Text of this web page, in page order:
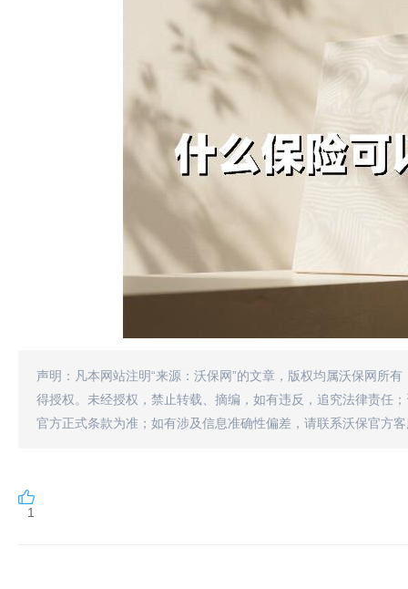
声明：凡本网站注明“来源：沃保网”的文章，版权均属沃保网所
得授权。未经授权，禁止转载、摘编，如有违反，追究法律责任
官方正式条款为准；如有涉及信息准确性偏差，请联系沃保官方
1